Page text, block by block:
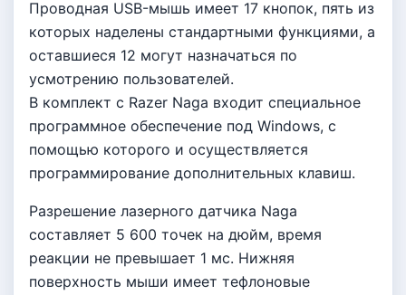
Проводная USB-мышь имеет 17 кнопок, пять из
которых наделены стандартными функциями, а
оставшиеся 12 могут назначаться по
усмотрению пользователей.
В комплект с Razer Naga входит специальное
программное обеспечение под Windows, с
помощью которого и осуществляется
программирование дополнительных клавиш.
Разрешение лазерного датчика Naga
составляет 5 600 точек на дюйм, время
реакции не превышает 1 мс. Нижняя
поверхность мыши имеет тефлоновые